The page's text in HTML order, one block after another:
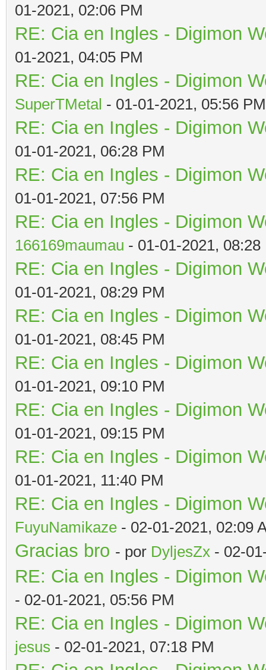
01-2021, 02:06 PM
RE: Cia en Ingles - Digimon
01-2021, 04:05 PM
RE: Cia en Ingles - Digimon
SuperTMetal - 01-01-2021, 05:56 PM
RE: Cia en Ingles - Digimon
01-01-2021, 06:28 PM
RE: Cia en Ingles - Digimon
01-01-2021, 07:56 PM
RE: Cia en Ingles - Digimon
166169maumau - 01-01-2021, 08:28
RE: Cia en Ingles - Digimon
01-01-2021, 08:29 PM
RE: Cia en Ingles - Digimon
01-01-2021, 08:45 PM
RE: Cia en Ingles - Digimon
01-01-2021, 09:10 PM
RE: Cia en Ingles - Digimon
01-01-2021, 09:15 PM
RE: Cia en Ingles - Digimon
01-01-2021, 11:40 PM
RE: Cia en Ingles - Digimon
FuyuNamikaze - 02-01-2021, 02:09
Gracias bro - por DyljesZx - 02-
RE: Cia en Ingles - Digimon
- 02-01-2021, 05:56 PM
RE: Cia en Ingles - Digimon
jesus - 02-01-2021, 07:18 PM